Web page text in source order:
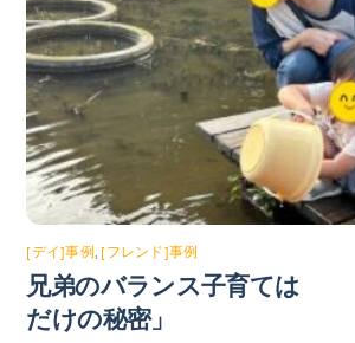
[デイ]事例 [フレンド]事例
兄弟のバランス子育
だけの秘密」